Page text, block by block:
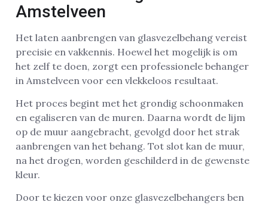
Amstelveen
Het laten aanbrengen van glasvezelbehang vereist
precisie en vakkennis. Hoewel het mogelijk is om
het zelf te doen, zorgt een professionele behanger
in Amstelveen voor een vlekkeloos resultaat.
Het proces begint met het grondig schoonmaken
en egaliseren van de muren. Daarna wordt de lijm
op de muur aangebracht, gevolgd door het strak
aanbrengen van het behang. Tot slot kan de muur,
na het drogen, worden geschilderd in de gewenste
kleur.
Door te kiezen voor onze glasvezelbehangers ben